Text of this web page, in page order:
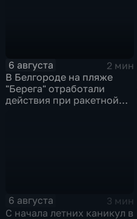
6 августа
2 мин
В Белгороде на пляже
"Берега" отработали
действия при ракетной
6 августа
3 мин
С начала летних каникул в